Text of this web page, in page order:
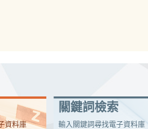
資料庫
關鍵詞檢索
輸入關鍵詞尋找電子資料庫